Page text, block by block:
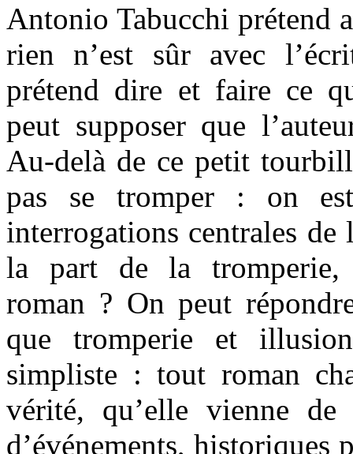
Antonio Tabucchi prétend
rien n’est sûr avec
prétend dire et faire ce
peut supposer que
Au-delà de ce petit
pas se tromper : on
interrogations centrales
la part de la
roman ? On peut
que tromperie et
simpliste : tout roman
vérité, qu’elle vienne
d’événements,